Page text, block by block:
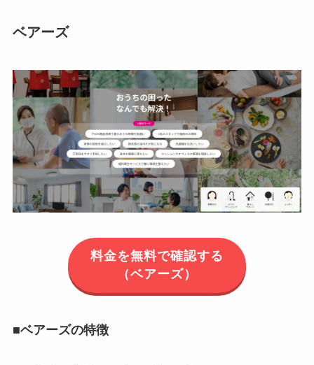
ベアーズ
料金を無料で確認する
（ベアーズ）
■ベアーズの特徴